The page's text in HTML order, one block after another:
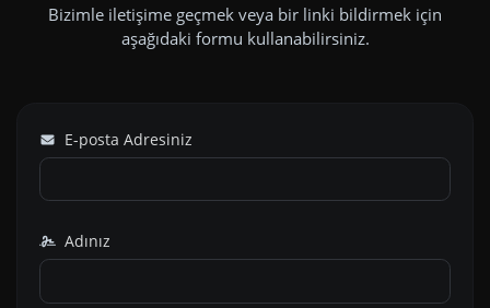
Bizimle iletişime geçmek veya bir linki bildirmek için
aşağıdaki formu kullanabilirsiniz.
E-posta Adresiniz
Adınız